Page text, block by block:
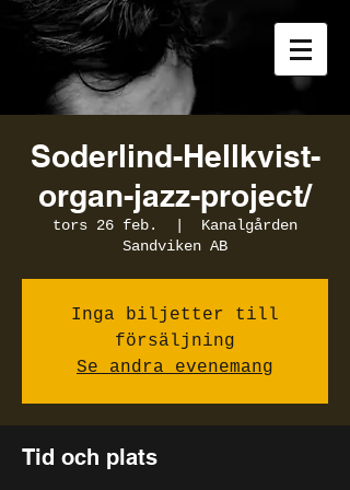
Soderlind-Hellkvist-
organ-jazz-project/
tors 26 feb.
Kanalgården
Sandviken AB
Inga biljetter till
försäljning
Se andra evenemang
Tid och plats